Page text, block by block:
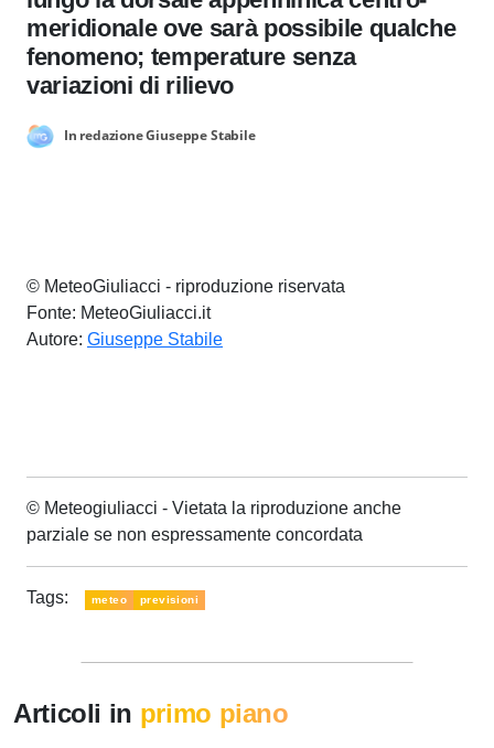
meridionale ove sarà possibile qualche
fenomeno; temperature senza
variazioni di rilievo
In redazione Giuseppe Stabile
© MeteoGiuliacci - riproduzione riservata
Fonte: MeteoGiuliacci.it
Autore: Giuseppe Stabile
© Meteogiuliacci - Vietata la riproduzione anche
parziale se non espressamente concordata
Tags: meteo previsioni
Articoli in primo piano